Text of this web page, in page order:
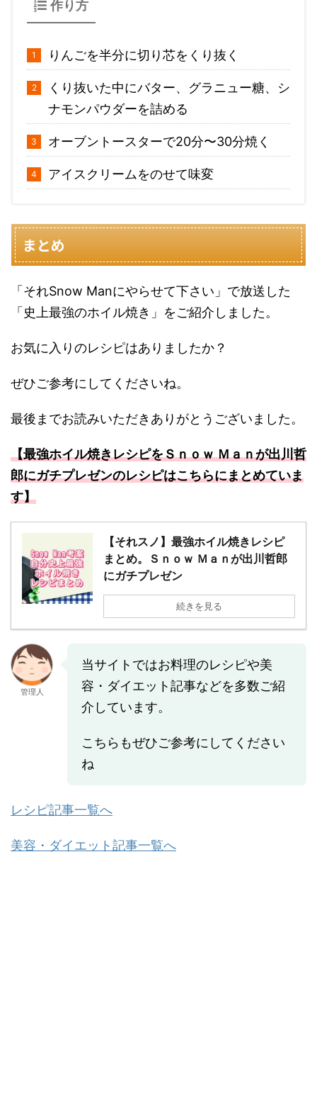
作り方
りんごを半分に切り芯をくり抜く
くり抜いた中にバター、グラニュー糖、シ
ナモンパウダーを詰める
オーブントースターで20分〜30分焼く
アイスクリームをのせて味変
まとめ
「それSnow Manにやらせて下さい」で放送した
「史上最強のホイル焼き」をご紹介しました。
お気に入りのレシピはありましたか？
ぜひご参考にしてくださいね。
最後までお読みいただきありがとうございました。
【最強ホイル焼きレシピをＳｎｏｗ Ｍａｎが出川哲
郎にガチプレゼンのレシピはこちらにまとめていま
す】
【それスノ】最強ホイル焼きレシピ
まとめ。Ｓｎｏｗ Ｍａｎが出川哲郎
にガチプレゼン
続きを見る
管理人
当サイトではお料理のレシピや美
容・ダイエット記事などを多数ご紹
介しています。
こちらもぜひご参考にしてください
ね
レシピ記事一覧へ
美容・ダイエット記事一覧へ